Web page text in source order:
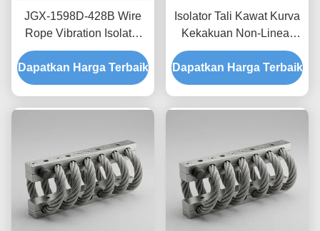
JGX-1598D-428B Wire
Rope Vibration Isolator
Fungus Chemical
Washdown Resistant
Stainless Steel Isolation
Dapatkan Harga Terbaik
Isolator Tali Kawat Kurva
Kekakuan Non-Linear
JGX-2228D-665B
Pemasangan Semua
Logam Ramah
Dapatkan Harga Terbaik